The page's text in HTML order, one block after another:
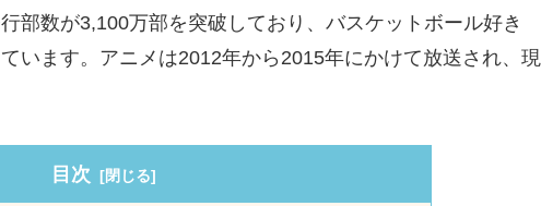
部数が3,100万部を突破しており、バスケットボール好き
います。アニメは2012年から2015年にかけて放送され、現
目次